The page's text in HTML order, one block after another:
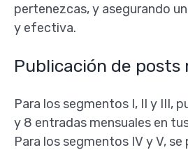
pertenezcas, y asegurando
y efectiva.
Publicación de posts
Para los segmentos I, II y III,
y 8 entradas mensuales en
Para los segmentos IV y V, se